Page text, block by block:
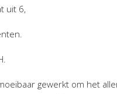
uit 6,
gewerkt om het